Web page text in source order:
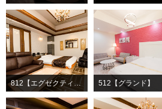
812【エグゼクティブ】 512【グランド】